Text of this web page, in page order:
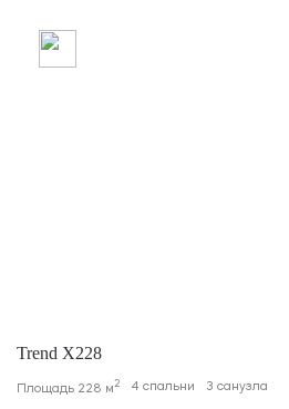
Trend X228
Площадь 228 м2 4 спальни 3 санузла